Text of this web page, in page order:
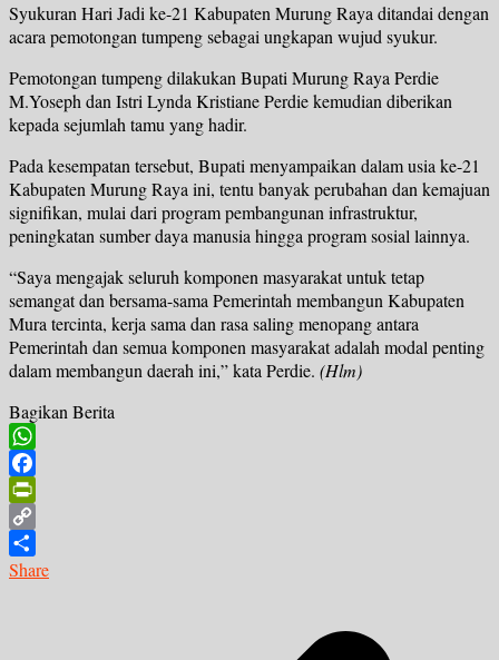
Syukuran Hari Jadi ke-21 Kabupaten Murung Raya ditandai dengan
acara pemotongan tumpeng sebagai ungkapan wujud syukur.
Pemotongan tumpeng dilakukan Bupati Murung Raya Perdie
M.Yoseph dan Istri Lynda Kristiane Perdie kemudian diberikan
kepada sejumlah tamu yang hadir.
Pada kesempatan tersebut, Bupati menyampaikan dalam usia ke-21
Kabupaten Murung Raya ini, tentu banyak perubahan dan kemajuan
signifikan, mulai dari program pembangunan infrastruktur,
peningkatan sumber daya manusia hingga program sosial lainnya.
“Saya mengajak seluruh komponen masyarakat untuk tetap
semangat dan bersama-sama Pemerintah membangun Kabupaten
Mura tercinta, kerja sama dan rasa saling menopang antara
Pemerintah dan semua komponen masyarakat adalah modal penting
dalam membangun daerah ini,” kata Perdie. (Hlm)
Bagikan Berita
WhatsApp
Facebook
PrintFriendly
Copy
Link
Share